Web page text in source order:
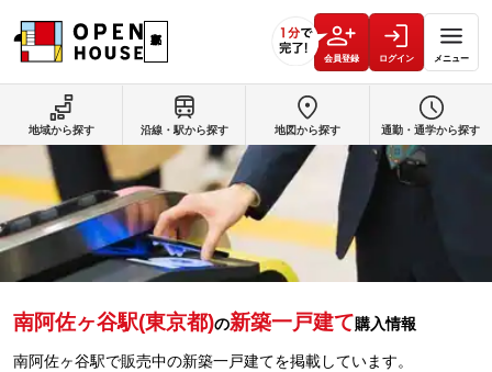
会員登録 ログイン メニュー
南阿佐ヶ谷駅(東京都)の新築一戸建て購入情報
南阿佐ヶ谷駅で販売中の新築一戸建てを掲載しています。
地域から探す 沿線・駅から探す 地図から探す 通勤・通学から探す